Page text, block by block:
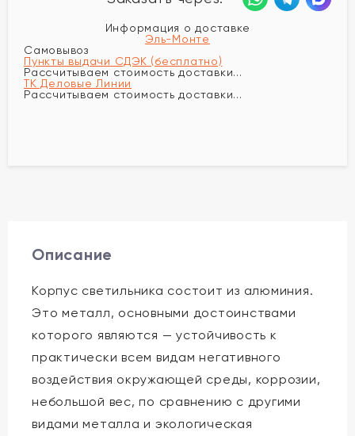
Информация о доставке
Эль-Монте
Самовывоз
Пункты выдачи СДЭК (бесплатно)
Рассчитываем стоимость доставки...
ТК Деловые Линии
Рассчитываем стоимость доставки...
Описание
Корпус светильника состоит из алюминия.
Это металл, основными достоинствами
которого являются — устойчивость к
практически всем видам негативного
воздействия окружающей среды, коррозии,
небольшой вес, по сравнению с другими
видами металла и экологическая